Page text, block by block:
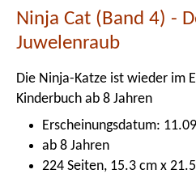
Ninja Cat (Band 4) -
Juwelenraub
Die Ninja-Katze ist wieder im
Kinderbuch ab 8 Jahren
Erscheinungsdatum:
ab 8 Jahren
224 Seiten, 15.3 cm x